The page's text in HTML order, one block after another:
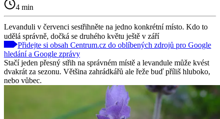
4 min
Levanduli v červenci sestřihněte na jedno konkrétní místo. Kdo to
udělá správně, dočká se druhého květu ještě v září
Přidejte si obsah Centrum.cz do oblíbených zdrojů pro Google
hledání a Google zprávy
Stačí jeden přesný střih na správném místě a levandule může kvést
dvakrát za sezonu. Většina zahrádkářů ale řeže buď příliš hluboko,
nebo vůbec.